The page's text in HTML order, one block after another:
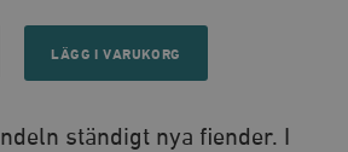
LÄGG I VARUKORG
ständigt nya fiender. I